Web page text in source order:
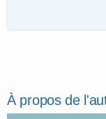
À propos de